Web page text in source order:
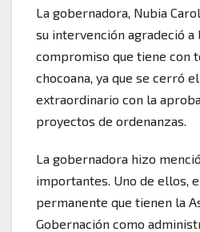
La gobernadora, Nubia
su intervención agradeció a
compromiso que tiene con
chocoana, ya que se cerró
extraordinario con la
proyectos de ordenanzas.
La gobernadora hizo
importantes. Uno de ellos,
permanente que tienen la
Gobernación como